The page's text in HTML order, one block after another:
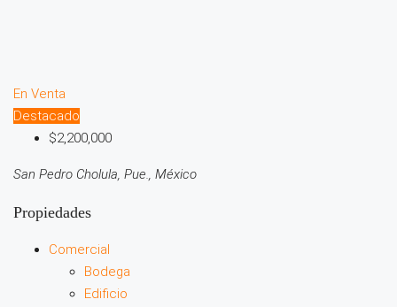
En Venta
Destacado
$2,200,000
San Pedro Cholula, Pue., México
Propiedades
Comercial
Bodega
Edificio